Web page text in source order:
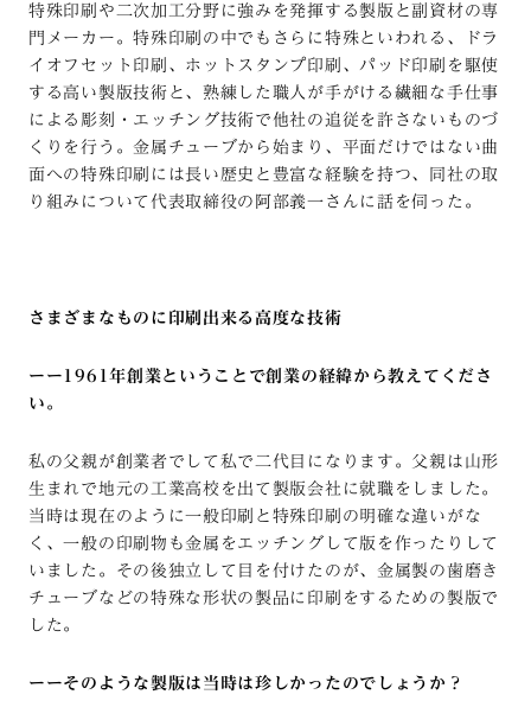
特殊印刷や二次加工分野に強みを発揮する製版と副資材の専
門メーカー。特殊印刷の中でもさらに特殊といわれる、ドラ
イオフセット印刷、ホットスタンプ印刷、パッド印刷を駆使
する高い製版技術と、熟練した職人が手がける繊細な手仕事
による彫刻・エッチング技術で他社の追従を許さないものづ
くりを行う。金属チューブから始まり、平面だけではない曲
面への特殊印刷には長い歴史と豊富な経験を持つ、同社の取
り組みについて代表取締役の阿部義一さんに話を伺った。
さまざまなものに印刷出来る高度な技術
ーー1961年創業ということで創業の経緯から教えてくださ
い。
私の父親が創業者でして私で二代目になります。父親は山形
生まれで地元の工業高校を出て製版会社に就職をしました。
当時は現在のように一般印刷と特殊印刷の明確な違いがな
く、一般の印刷物も金属をエッチングして版を作ったりして
いました。その後独立して目を付けたのが、金属製の歯磨き
チューブなどの特殊な形状の製品に印刷をするための製版で
した。
ーーそのような製版は当時は珍しかったのでしょうか？